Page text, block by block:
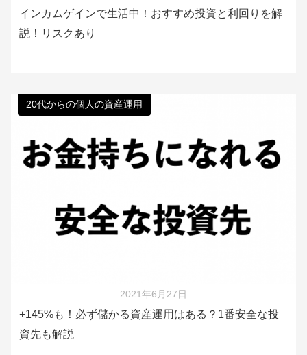
インカムゲインで生活中！おすすめ投資と利回りを解
説！リスクあり
20代からの個人の資産運用
2021年6月27日
+145%も！必ず儲かる資産運用はある？1番安全な投
資先も解説